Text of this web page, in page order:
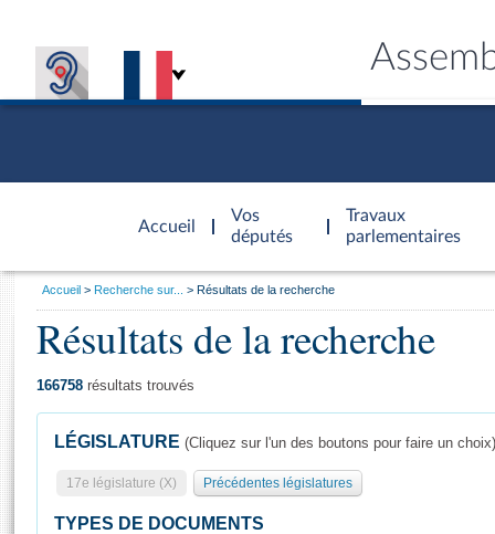
Accueil
d'accueil
Vos
députés
Travaux
parlementaires
Présidence
Séance publique
Général
Rôle et pouvoirs de l'Assemblée
Visiter l'Assemblée
Vous
Accueil Recherche sur... Résultats de la recherche
Résultats de la recherche
166758 résultats trouvés
LÉGISLATURE (Cliquez sur l'un des boutons pour faire un choix)
17e législature (X) Précédentes législatures
TYPES DE DOCUMENTS